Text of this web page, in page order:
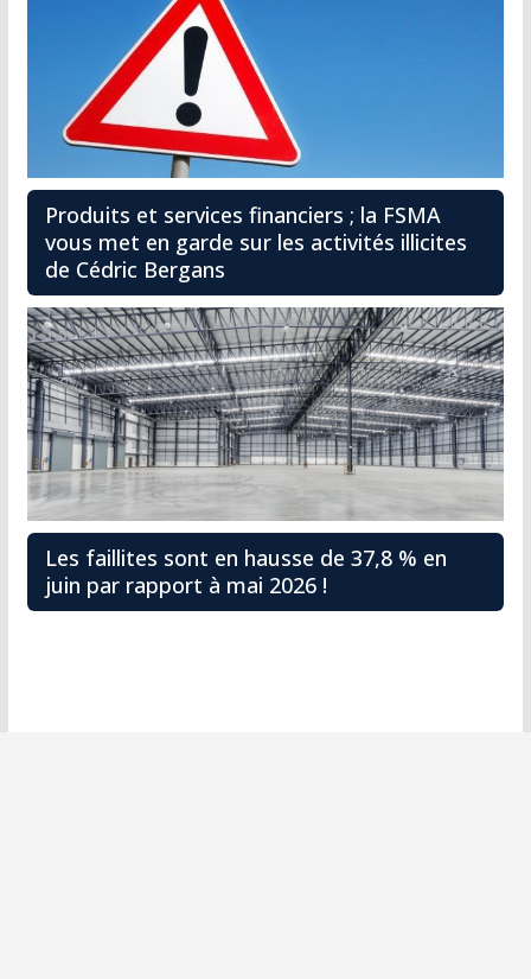
Produits et services financiers ; la FSMA
vous met en garde sur les activités illicites
de Cédric Bergans
Les faillites sont en hausse de 37,8 % en
juin par rapport à mai 2026 !